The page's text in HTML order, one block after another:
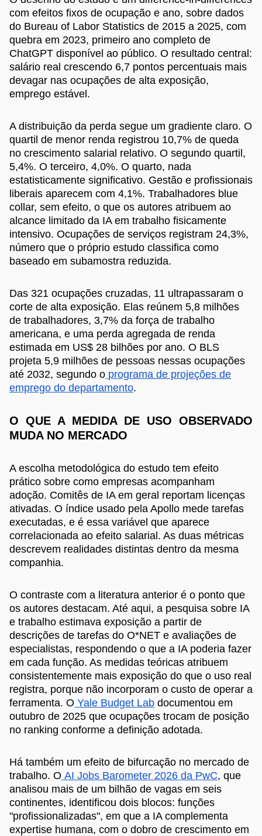
com efeitos fixos de ocupação e ano, sobre dados
do Bureau of Labor Statistics de 2015 a 2025, com
quebra em 2023, primeiro ano completo de
ChatGPT disponível ao público. O resultado central:
salário real crescendo 6,7 pontos percentuais mais
devagar nas ocupações de alta exposição,
emprego estável.
A distribuição da perda segue um gradiente claro. O
quartil de menor renda registrou 10,7% de queda
no crescimento salarial relativo. O segundo quartil,
5,4%. O terceiro, 4,0%. O quarto, nada
estatisticamente significativo. Gestão e profissionais
liberais aparecem com 4,1%. Trabalhadores blue
collar, sem efeito, o que os autores atribuem ao
alcance limitado da IA em trabalho fisicamente
intensivo. Ocupações de serviços registram 24,3%,
número que o próprio estudo classifica como
baseado em subamostra reduzida.
Das 321 ocupações cruzadas, 11 ultrapassaram o
corte de alta exposição. Elas reúnem 5,8 milhões
de trabalhadores, 3,7% da força de trabalho
americana, e uma perda agregada de renda
estimada em US$ 28 bilhões por ano. O BLS
projeta 5,9 milhões de pessoas nessas ocupações
até 2032, segundo o programa de projeções de
emprego do departamento.
O QUE A MEDIDA DE USO OBSERVADO
MUDA NO MERCADO
A escolha metodológica do estudo tem efeito
prático sobre como empresas acompanham
adoção. Comitês de IA em geral reportam licenças
ativadas. O índice usado pela Apollo mede tarefas
executadas, e é essa variável que aparece
correlacionada ao efeito salarial. As duas métricas
descrevem realidades distintas dentro da mesma
companhia.
O contraste com a literatura anterior é o ponto que
os autores destacam. Até aqui, a pesquisa sobre IA
e trabalho estimava exposição a partir de
descrições de tarefas do O*NET e avaliações de
especialistas, respondendo o que a IA poderia fazer
em cada função. As medidas teóricas atribuem
consistentemente mais exposição do que o uso real
registra, porque não incorporam o custo de operar a
ferramenta. O Yale Budget Lab documentou em
outubro de 2025 que ocupações trocam de posição
no ranking conforme a definição adotada.
Há também um efeito de bifurcação no mercado de
trabalho. O AI Jobs Barometer 2026 da PwC, que
analisou mais de um bilhão de vagas em seis
continentes, identificou dois blocos: funções
"profissionalizadas", em que a IA complementa
expertise humana, com o dobro de crescimento em